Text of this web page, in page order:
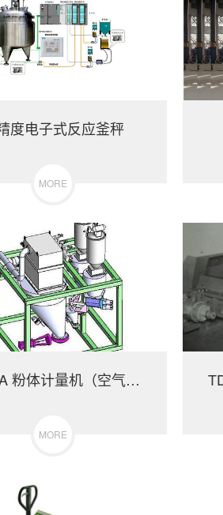
度电子式反应釜秤
MORE
ABS-DA 粉体计量机（空气输送计量式）
MORE